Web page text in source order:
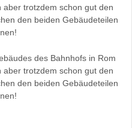
trotzdem schon gut den
den beiden Gebäudeteilen
des Bahnhofs in Rom
trotzdem schon gut den
den beiden Gebäudeteilen